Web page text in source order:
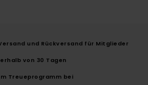
und Rückversand für Mitglieder
von 30 Tagen
Treueprogramm bei